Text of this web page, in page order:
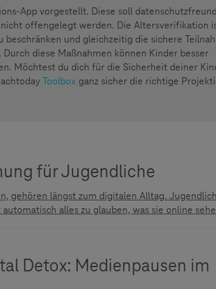
App vorgestellt. Diese soll
offengelegt werden. Die Altersverifikation
und gleichzeitig die sichere
diese Maßnahmen können Kinder besser
Möchtest du dich für die Sicherheit deiner
Toolbox ganz sicher die richtige
für Jugendliche
gehören längst zum digitalen Alltag.
alles zu glauben, was sie online
Detox: Medienpausen im